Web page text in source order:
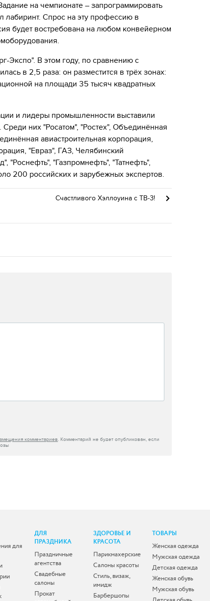
на чемпионате – запрограммировать
лабиринт. Спрос на эту профессию в
будет востребована на любом конвейерном
Экспо". В этом году, по сравнению с
в 2,5 раза: он разместится в трёх зонах:
на площади 35 тысяч квадратных
и лидеры промышленности выставили
них "Росатом", "Ростех", Объединённая
авиастроительная корпорация,
"Евраз", ГАЗ, Челябинский
"Роснефть", "Газпромнефть", "Татнефть",
200 российских и зарубежных экспертов.
Счастливого Хэллоуина с ТВ-3!
комментариев. Комментарий не будет опубликован, если
для
ДЛЯ
ПРАЗДНИКА
Праздничные
агентства
Свадебные
салоны
Прокат
ЗДОРОВЬЕ И
КРАСОТА
Парикмахерские
Салоны красоты
Стиль, визаж,
имидж
Барбершопы
ТОВАРЫ
Женская одежда
Мужская одежда
Детская одежда
Женская обувь
Мужская обувь